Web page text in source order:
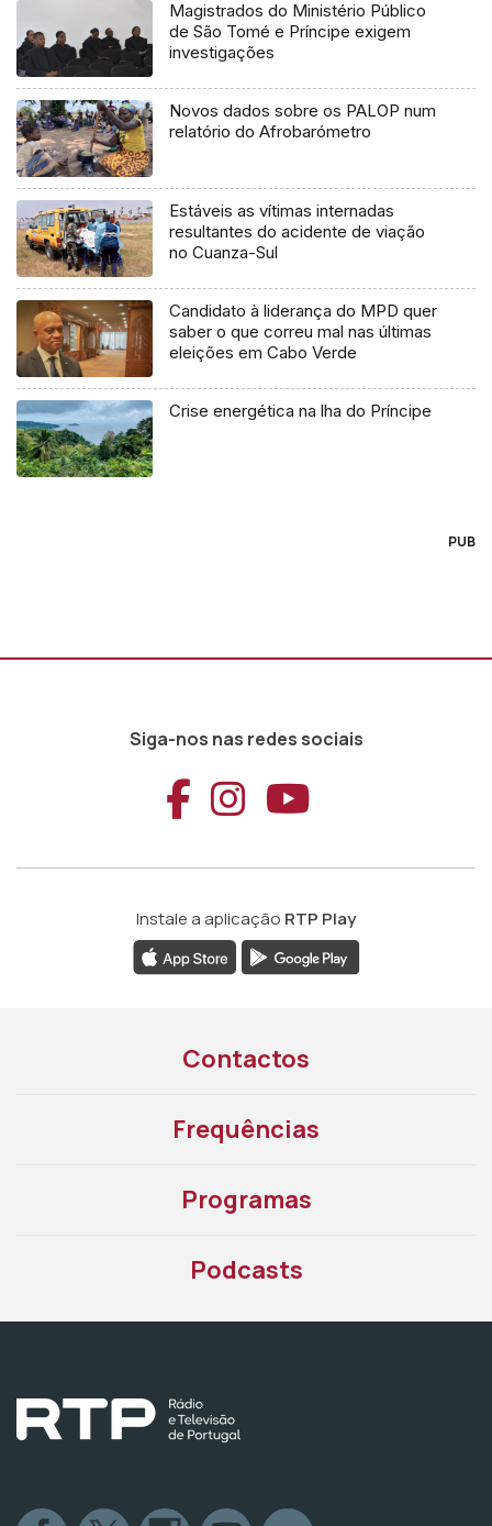
Magistrados do Ministério Público
de São Tomé e Príncipe exigem
investigações
Novos dados sobre os PALOP num
relatório do Afrobarómetro
Estáveis as vítimas internadas
resultantes do acidente de viação
no Cuanza-Sul
Candidato à liderança do MPD quer
saber o que correu mal nas últimas
eleições em Cabo Verde
Crise energética na lha do Príncipe
PUB
Siga-nos nas redes sociais
Aceder ao
Aceder ao
Aceder
Instale a aplicação RTP Play
Contactos
Frequências
Programas
Podcasts